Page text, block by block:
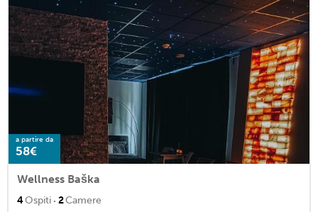
a partire da
58€
Wellness Baška
4Ospiti · 2Camere